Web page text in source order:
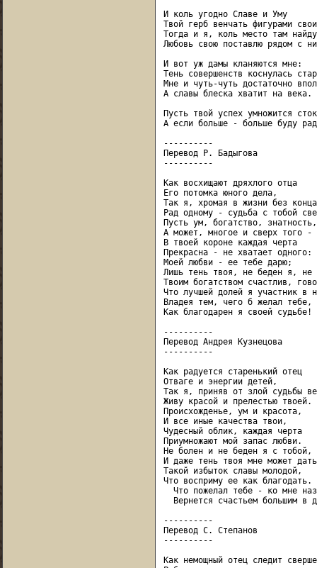
И коль угодно Славе и Уму
Твой герб венчать фигурами
Тогда и я, коль место там
Любовь свою поставлю рядом с
И вот уж дамы кланяются мне:
Тень совершенств коснулась
Мне и чуть-чуть достаточно
А славы блеска хватит на века.
Пусть твой успех умножится
А если больше - больше буду
----------
Перевод Р. Бадыгова
----------
Как восхищают дряхлого отца
Его потомка юного дела,
Так я, хромая в жизни без
Рад одному - судьба с тобой
Пусть ум, богатство,
А может, многое и сверх того -
В твоей короне каждая черта
Прекрасна - не хватает одного:
Моей любви - ее тебе дарю;
Лишь тень твоя, не беден я, не
Твоим богатством счастлив,
Что лучшей долей я участник в
Владея тем, чего б желал тебе,
Как благодарен я своей судьбе!
----------
Перевод Андрея Кузнецова
----------
Как радуется старенький отец
Отваге и энергии детей,
Так я, приняв от злой судьбы
Живу красой и прелестью твоей.
Происхожденье, ум и красота,
И все иные качества твои,
Чудесный облик, каждая черта
Приумножают мой запас любви.
Не болен и не беден я с тобой,
И даже тень твоя мне может дать
Такой избыток славы молодой,
Что восприму ее как благодать.
Что пожелал тебе - ко мне
Вернется счастьем большим в
----------
Перевод С. Степанов
----------
Как немощный отец следит